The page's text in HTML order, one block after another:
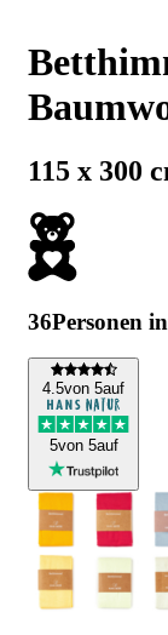
115 x 300
36Personen
4.5von 5auf
5von 5auf